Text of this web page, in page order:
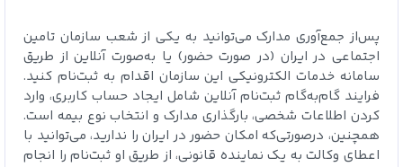
پس‌از جمع‌آوری مدارک می‌توانید به یکی از شعب سازمان تامین
اجتماعی در ایران (در صورت حضور) یا به‌صورت آنلاین از طریق
سامانه خدمات الکترونیکی این سازمان اقدام به ثبت‌نام کنید.
فرایند گام‌به‌گام ثبت‌نام آنلاین شامل ایجاد حساب کاربری، وارد
کردن اطلاعات شخصی، بارگذاری مدارک و انتخاب نوع بیمه است.
همچنین، درصورتی‌که امکان حضور در ایران را ندارید، می‌توانید با
اعطای وکالت به یک نماینده قانونی، از طریق او ثبت‌نام را انجام